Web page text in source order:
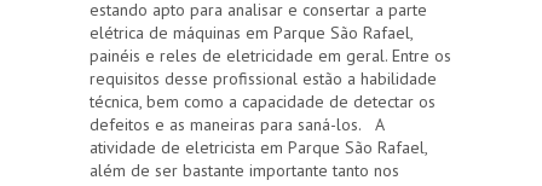
estando apto para analisar e consertar a parte
elétrica de máquinas em Parque São Rafael,
painéis e reles de eletricidade em geral. Entre os
requisitos desse profissional estão a habilidade
técnica, bem como a capacidade de detectar os
defeitos e as maneiras para saná-los. A
atividade de eletricista em Parque São Rafael,
além de ser bastante importante tanto nos